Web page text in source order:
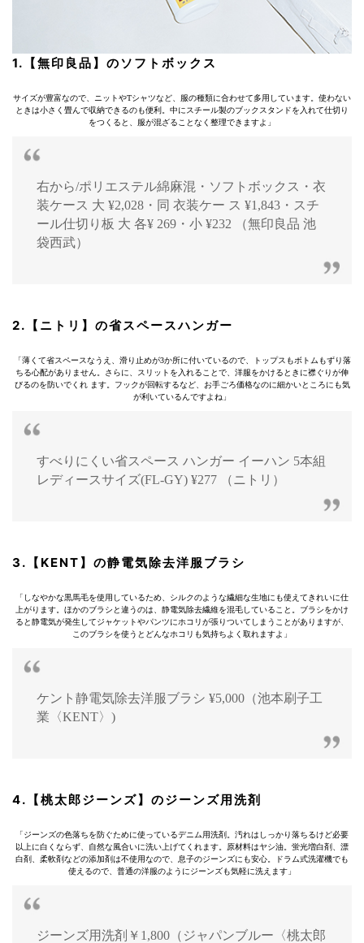
1.【無印良品】のソフトボックス
サイズが豊富なので、ニットやTシャツなど、服の種類に合わせて多用しています。使わない
ときは小さく畳んで収納できるのも便利。中にスチール製のブックスタンドを入れて仕切り
をつくると、服が混ざることなく整理できますよ」
右から/ポリエステル綿麻混・ソフトボックス・衣
装ケース 大 ¥2,028・同 衣装ケー ス ¥1,843・スチ
ール仕切り板 大 各¥ 269・小 ¥232 （無印良品 池
袋西武）
2.【ニトリ】の省スペースハンガー
「薄くて省スペースなうえ、滑り止めが3か所に付いているので、トップスもボトムもずり落
ちる心配がありません。さらに、スリットを入れることで、洋服をかけるときに襟ぐりが伸
びるのを防いでくれ ます。フックが回転するなど、お手ごろ価格なのに細かいところにも気
が利いているんですよね」
すべりにくい省スペース ハンガー イーハン 5本組
レディースサイズ(FL-GY) ¥277 （ニトリ）
3.【KENT】の静電気除去洋服ブラシ
「しなやかな黒馬毛を使用しているため、シルクのような繊細な生地にも使えてきれいに仕
上がります。ほかのブラシと違うのは、静電気除去繊維を混毛していること。ブラシをかけ
ると静電気が発生してジャケットやパンツにホコリが張りついてしまうことがありますが、
このブラシを使うとどんなホコリも気持ちよく取れますよ」
ケント静電気除去洋服ブラシ ¥5,000（池本刷子工
業〈KENT〉)
4.【桃太郎ジーンズ】のジーンズ用洗剤
「ジーンズの色落ちを防ぐために使っているデニム用洗剤。汚れはしっかり落ちるけど必要
以上に白くならず、自然な風合いに洗い上げてくれます。原材料はヤシ油。蛍光増白剤、漂
白剤、柔軟剤などの添加剤は不使用なので、息子のジーンズにも安心。ドラム式洗濯機でも
使えるので、普通の洋服のようにジーンズも気軽に洗えます」
ジーンズ用洗剤￥1,800（ジャパンブルー〈桃太郎